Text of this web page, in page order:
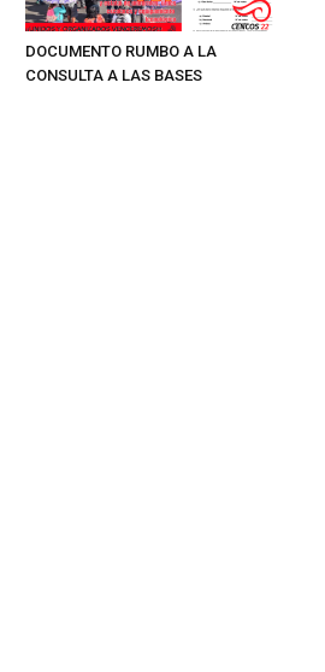
DOCUMENTO RUMBO A LA
CONSULTA A LAS BASES